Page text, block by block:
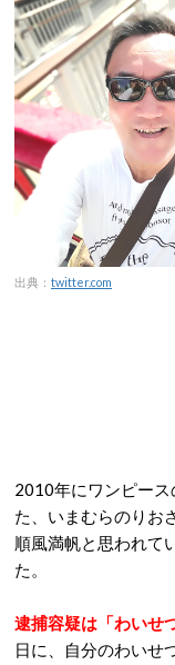
出典： twitter.com
2010年にワンピー
た、いまむらのりお
順風満帆と思われて
た。
逮捕容疑は「わいせ
日に、自分のわいせ